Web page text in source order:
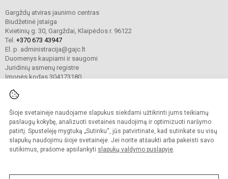
Šioje svetainėje naudojame slapukus siekdami užtikrinti jums teikiamų
paslaugų kokybę, analizuoti svetainės naudojimą ir optimizuoti naršymo
patirtį. Spustelėję mygtuką „Sutinku“, jūs patvirtinate, kad sutinkate su visų
slapukų naudojimu šioje svetainėje. Jei norite atšaukti arba pakeisti savo
sutikimus, prašome apsilankyti slapukų valdymo puslapyje.
Gargždų atviras jaunimo centras
Biudžetinė įstaiga
Kvietinių g. 30, Gargždai, Klaipėdos r. 96122
Tel. +370 673 43947
El. p. administracija@gajc.lt
Duomenys kaupiami ir saugomi
Juridinių asmenų registre
Įmonės kodas 304173180
© 2024. Gargždų atviras jaunimo centras. Visos teisės saugomos.
Kopijuoti turinį be raštiško įstaigos administracijos sutikimo griežtai draudžiama.
Prieinamumo paraiška Slapukų valdymas
Sumanus būdas atnaujinti